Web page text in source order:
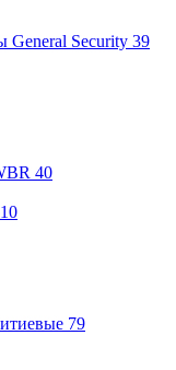
General Security 39
40
10
79